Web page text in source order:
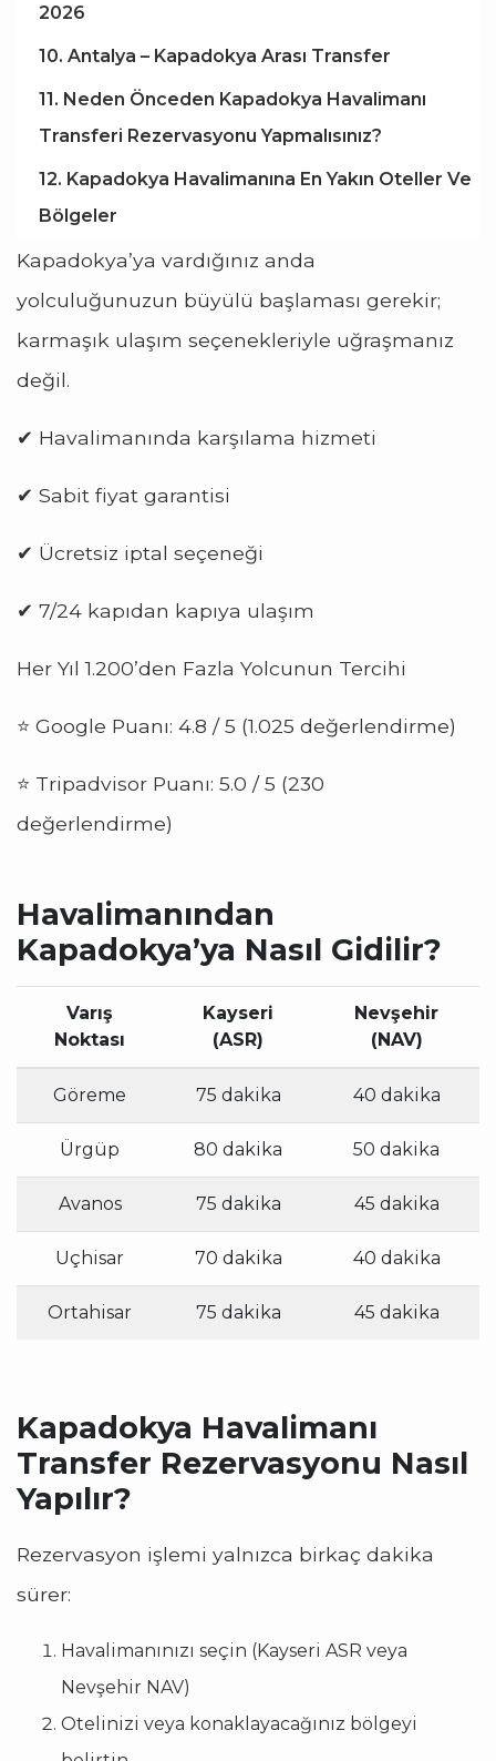
2026
10. Antalya – Kapadokya Arası Transfer
11. Neden Önceden Kapadokya Havalimanı
Transferi Rezervasyonu Yapmalısınız?
12. Kapadokya Havalimanına En Yakın Oteller Ve
Bölgeler
Kapadokya’ya vardığınız anda
yolculuğunuzun büyülü başlaması gerekir;
karmaşık ulaşım seçenekleriyle uğraşmanız
değil.
✔ Havalimanında karşılama hizmeti
✔ Sabit fiyat garantisi
✔ Ücretsiz iptal seçeneği
✔ 7/24 kapıdan kapıya ulaşım
Her Yıl 1.200’den Fazla Yolcunun Tercihi
⭐ Google Puanı: 4.8 / 5 (1.025 değerlendirme)
⭐ Tripadvisor Puanı: 5.0 / 5 (230
değerlendirme)
Havalimanından
Kapadokya’ya Nasıl Gidilir?
Varış
Noktası
Kayseri
(ASR)
Nevşehir
(NAV)
Göreme 75 dakika 40 dakika
Ürgüp 80 dakika 50 dakika
Avanos 75 dakika 45 dakika
Uçhisar 70 dakika 40 dakika
Ortahisar 75 dakika 45 dakika
Kapadokya Havalimanı
Transfer Rezervasyonu Nasıl
Yapılır?
Rezervasyon işlemi yalnızca birkaç dakika
sürer:
Havalimanınızı seçin (Kayseri ASR veya
Nevşehir NAV)
Otelinizi veya konaklayacağınız bölgeyi